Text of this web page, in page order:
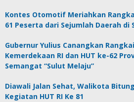
Kontes Otomotif Meriahkan
61 Peserta dari Sejumlah Daerah di
Gubernur Yulius Canangkan
Kemerdekaan RI dan HUT ke-62
Semangat “Sulut Melaju”
Diawali Jalan Sehat, Walikota
Kegiatan HUT RI Ke 81